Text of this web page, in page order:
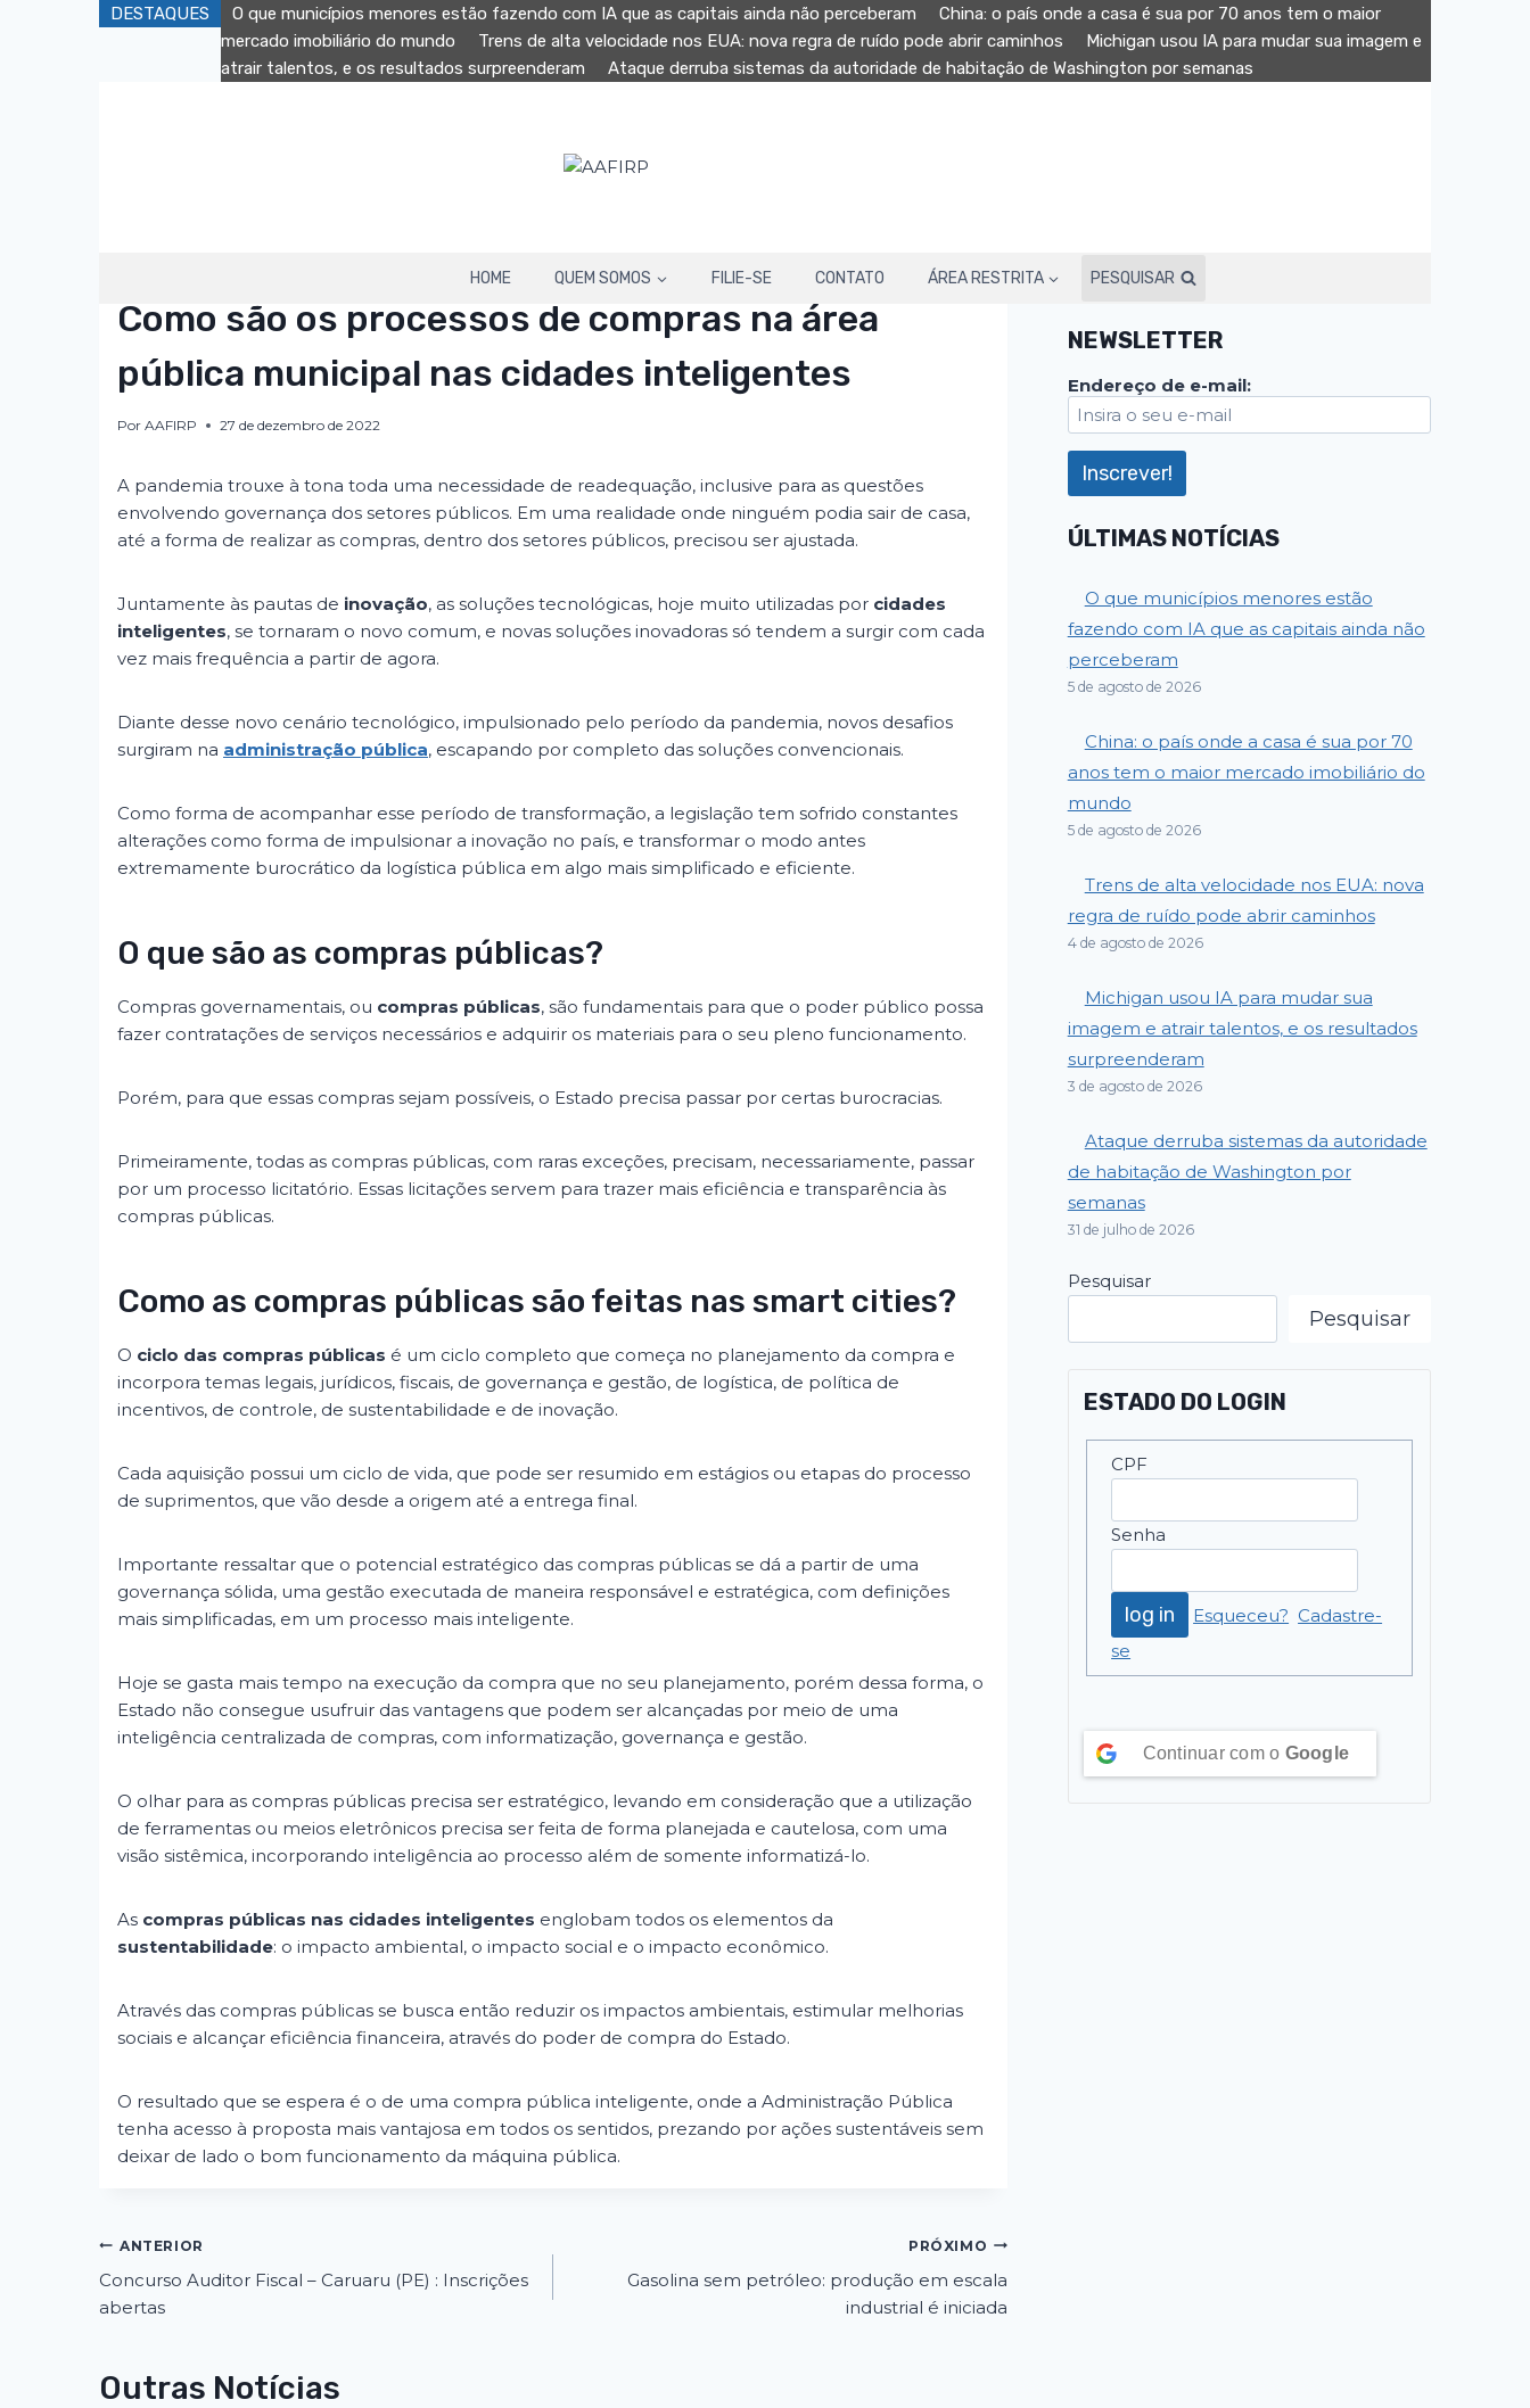
DESTAQUES O que municípios menores estão fazendo com IA que as capitais ainda não perceberam
China: o país onde a casa é sua por 70 anos tem o maior
mercado imobiliário do mundo
Trens de alta velocidade nos EUA: nova regra de ruído pode abrir caminhos
Michigan usou IA para mudar sua imagem e
atrair talentos, e os resultados surpreenderam
Ataque derruba sistemas da autoridade de habitação de Washington por semanas
HOME QUEM SOMOS FILIE-SE CONTATO ÁREA RESTRITA PESQUISAR
Como são os processos de compras na área
pública municipal nas cidades inteligentes
Por AAFIRP 27 de dezembro de 2022
A pandemia trouxe à tona toda uma necessidade de readequação, inclusive para as questões
envolvendo governança dos setores públicos. Em uma realidade onde ninguém podia sair de casa,
até a forma de realizar as compras, dentro dos setores públicos, precisou ser ajustada.
Juntamente às pautas de inovação, as soluções tecnológicas, hoje muito utilizadas por cidades
inteligentes, se tornaram o novo comum, e novas soluções inovadoras só tendem a surgir com cada
vez mais frequência a partir de agora.
Diante desse novo cenário tecnológico, impulsionado pelo período da pandemia, novos desafios
surgiram na administração pública, escapando por completo das soluções convencionais.
Como forma de acompanhar esse período de transformação, a legislação tem sofrido constantes
alterações como forma de impulsionar a inovação no país, e transformar o modo antes
extremamente burocrático da logística pública em algo mais simplificado e eficiente.
O que são as compras públicas?
Compras governamentais, ou compras públicas, são fundamentais para que o poder público possa
fazer contratações de serviços necessários e adquirir os materiais para o seu pleno funcionamento.
Porém, para que essas compras sejam possíveis, o Estado precisa passar por certas burocracias.
Primeiramente, todas as compras públicas, com raras exceções, precisam, necessariamente, passar
por um processo licitatório. Essas licitações servem para trazer mais eficiência e transparência às
compras públicas.
Como as compras públicas são feitas nas smart cities?
O ciclo das compras públicas é um ciclo completo que começa no planejamento da compra e
incorpora temas legais, jurídicos, fiscais, de governança e gestão, de logística, de política de
incentivos, de controle, de sustentabilidade e de inovação.
Cada aquisição possui um ciclo de vida, que pode ser resumido em estágios ou etapas do processo
de suprimentos, que vão desde a origem até a entrega final.
Importante ressaltar que o potencial estratégico das compras públicas se dá a partir de uma
governança sólida, uma gestão executada de maneira responsável e estratégica, com definições
mais simplificadas, em um processo mais inteligente.
Hoje se gasta mais tempo na execução da compra que no seu planejamento, porém dessa forma, o
Estado não consegue usufruir das vantagens que podem ser alcançadas por meio de uma
inteligência centralizada de compras, com informatização, governança e gestão.
O olhar para as compras públicas precisa ser estratégico, levando em consideração que a utilização
de ferramentas ou meios eletrônicos precisa ser feita de forma planejada e cautelosa, com uma
visão sistêmica, incorporando inteligência ao processo além de somente informatizá-lo.
As compras públicas nas cidades inteligentes englobam todos os elementos da
sustentabilidade: o impacto ambiental, o impacto social e o impacto econômico.
Através das compras públicas se busca então reduzir os impactos ambientais, estimular melhorias
sociais e alcançar eficiência financeira, através do poder de compra do Estado.
O resultado que se espera é o de uma compra pública inteligente, onde a Administração Pública
tenha acesso à proposta mais vantajosa em todos os sentidos, prezando por ações sustentáveis sem
deixar de lado o bom funcionamento da máquina pública.
ANTERIOR
Concurso Auditor Fiscal – Caruaru (PE) : Inscrições
abertas
PRÓXIMO
Gasolina sem petróleo: produção em escala
industrial é iniciada
Outras Notícias
NEWSLETTER
Endereço de e-mail:
ÚLTIMAS NOTÍCIAS
O que municípios menores estão
fazendo com IA que as capitais ainda não
perceberam
5 de agosto de 2026
China: o país onde a casa é sua por 70
anos tem o maior mercado imobiliário do
mundo
5 de agosto de 2026
Trens de alta velocidade nos EUA: nova
regra de ruído pode abrir caminhos
4 de agosto de 2026
Michigan usou IA para mudar sua
imagem e atrair talentos, e os resultados
surpreenderam
3 de agosto de 2026
Ataque derruba sistemas da autoridade
de habitação de Washington por
semanas
31 de julho de 2026
Pesquisar
Pesquisar
ESTADO DO LOGIN
CPF
Senha
Esqueceu? Cadastre-
se
Continuar com o Google